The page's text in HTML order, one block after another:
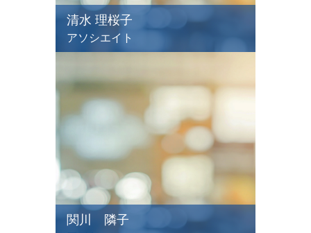
清水 理桜子
アソシエイト
関川 隣子